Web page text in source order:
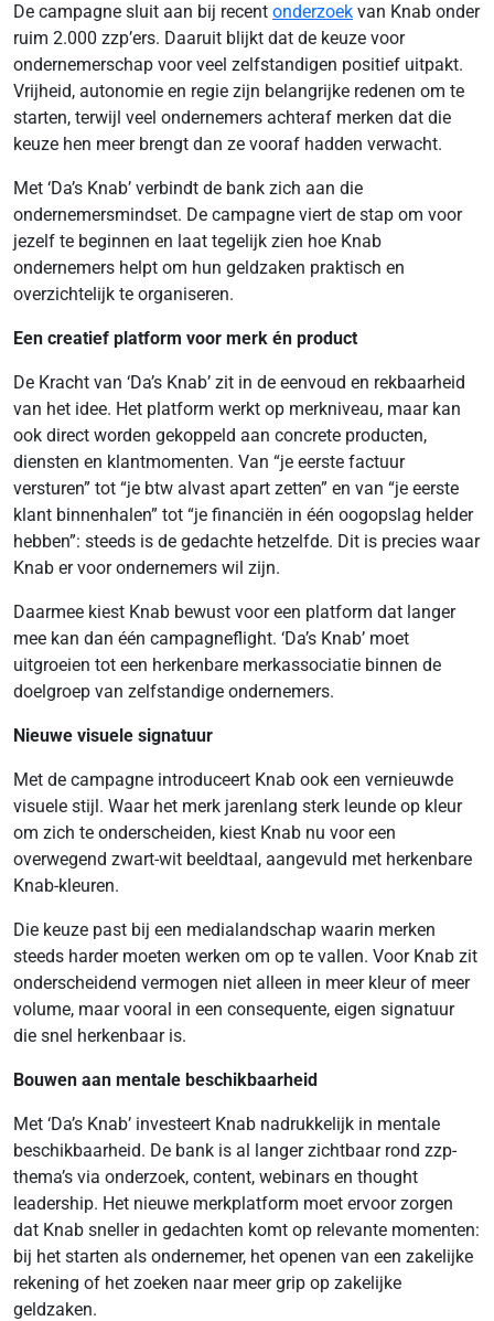
De campagne sluit aan bij recent onderzoek van Knab onder
ruim 2.000 zzp’ers. Daaruit blijkt dat de keuze voor
ondernemerschap voor veel zelfstandigen positief uitpakt.
Vrijheid, autonomie en regie zijn belangrijke redenen om te
starten, terwijl veel ondernemers achteraf merken dat die
keuze hen meer brengt dan ze vooraf hadden verwacht.
Met ‘Da’s Knab’ verbindt de bank zich aan die
ondernemersmindset. De campagne viert de stap om voor
jezelf te beginnen en laat tegelijk zien hoe Knab
ondernemers helpt om hun geldzaken praktisch en
overzichtelijk te organiseren.
Een creatief platform voor merk én product
De Kracht van ‘Da’s Knab’ zit in de eenvoud en rekbaarheid
van het idee. Het platform werkt op merkniveau, maar kan
ook direct worden gekoppeld aan concrete producten,
diensten en klantmomenten. Van “je eerste factuur
versturen” tot “je btw alvast apart zetten” en van “je eerste
klant binnenhalen” tot “je financiën in één oogopslag helder
hebben”: steeds is de gedachte hetzelfde. Dit is precies waar
Knab er voor ondernemers wil zijn.
Daarmee kiest Knab bewust voor een platform dat langer
mee kan dan één campagneflight. ‘Da’s Knab’ moet
uitgroeien tot een herkenbare merkassociatie binnen de
doelgroep van zelfstandige ondernemers.
Nieuwe visuele signatuur
Met de campagne introduceert Knab ook een vernieuwde
visuele stijl. Waar het merk jarenlang sterk leunde op kleur
om zich te onderscheiden, kiest Knab nu voor een
overwegend zwart-wit beeldtaal, aangevuld met herkenbare
Knab-kleuren.
Die keuze past bij een medialandschap waarin merken
steeds harder moeten werken om op te vallen. Voor Knab zit
onderscheidend vermogen niet alleen in meer kleur of meer
volume, maar vooral in een consequente, eigen signatuur
die snel herkenbaar is.
Bouwen aan mentale beschikbaarheid
Met ‘Da’s Knab’ investeert Knab nadrukkelijk in mentale
beschikbaarheid. De bank is al langer zichtbaar rond zzp-
thema’s via onderzoek, content, webinars en thought
leadership. Het nieuwe merkplatform moet ervoor zorgen
dat Knab sneller in gedachten komt op relevante momenten:
bij het starten als ondernemer, het openen van een zakelijke
rekening of het zoeken naar meer grip op zakelijke
geldzaken.